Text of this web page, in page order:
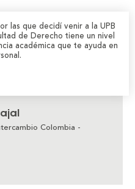
las que decidí venir a la UPB
de Derecho tiene un nivel
académica que te ayuda en
Colombia -